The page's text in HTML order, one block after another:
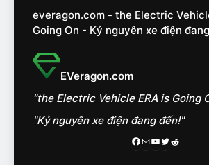
như thế nào?
ĐÁNH GIÁ XE
15
trên ngàn dặm
CÔNG NGHỆ AI, TỰ
ROBOTAXI
ĐÁNH GIÁ XE
everagon.com - the Electric
Going On - Kỷ nguyên xe điện
EVeragon.com
"the Electric Vehicle ERA is Going
"Kỷ nguyên xe điện đang đến!"
Facebook
MailYoutube
Twitter